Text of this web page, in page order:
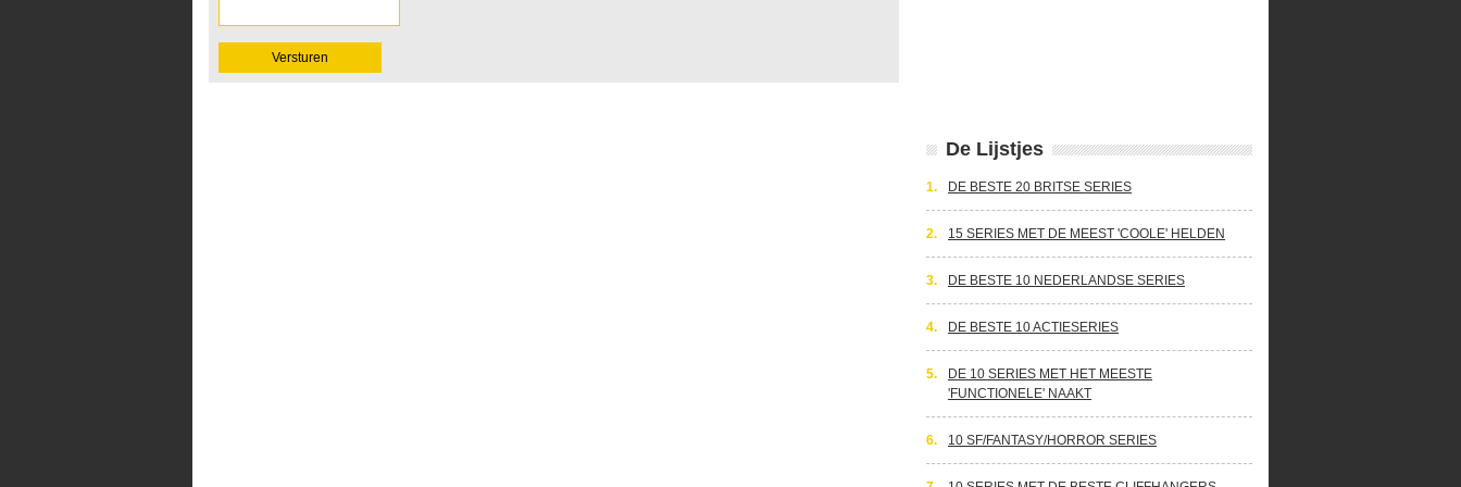
De Lijstjes
1. DE BESTE 20 BRITSE SERIES
2. 15 SERIES MET DE MEEST 'COOLE' HELDEN
3. DE BESTE 10 NEDERLANDSE SERIES
4. DE BESTE 10 ACTIESERIES
5.
DE 10 SERIES MET HET MEESTE
'FUNCTIONELE' NAAKT
6. 10 SF/FANTASY/HORROR SERIES